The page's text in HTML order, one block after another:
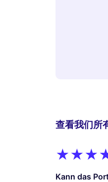
查看我们所
Kann das